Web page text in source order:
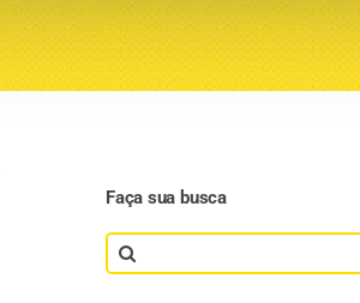
Faça sua busca
Search
for: